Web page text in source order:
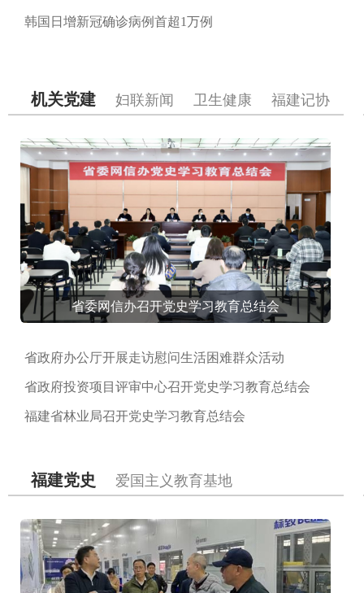
韩国日增新冠确诊病例首超1万例
机关党建 妇联新闻 卫生健康 福建记协
省委网信办召开党史学习教育总结会
省政府办公厅开展走访慰问生活困难群众活动
省政府投资项目评审中心召开党史学习教育总结会
福建省林业局召开党史学习教育总结会
福建党史 爱国主义教育基地